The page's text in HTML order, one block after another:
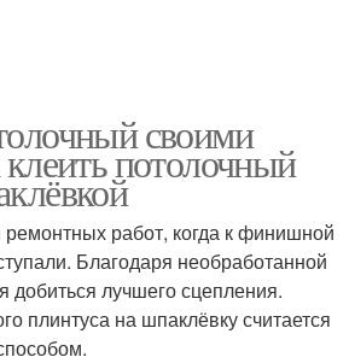
своими
потолочный
работ, когда к финишной
Благодаря необработанной
добиться лучшего сцепления.
плинтуса на шпаклёвку считается